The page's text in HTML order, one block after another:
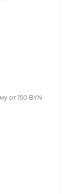
от 150 BYN